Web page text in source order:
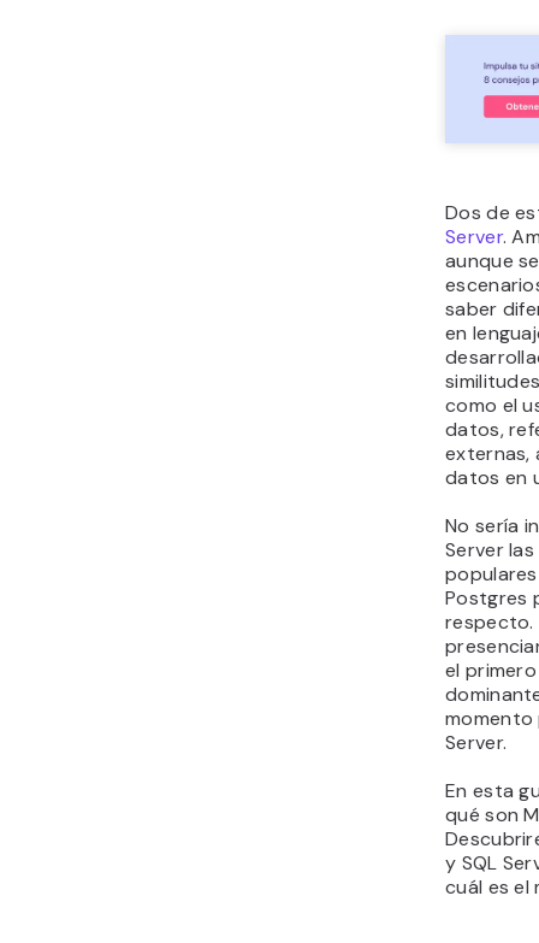
Dos de
Server.
aunque
saber
en
como el
datos,
externas,
datos en
No sería
Server
Postgres
respecto.
el
momento
Server.
En esta
qué son
y SQL
cuál es el